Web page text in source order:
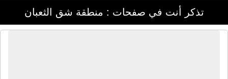
تذكر أنت في صفحات : منطقة شق الثعبان